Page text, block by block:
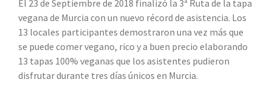
El 23 de Septiembre de 2018 finalizó la 3ª Ruta de la tapa
vegana de Murcia con un nuevo récord de asistencia. Los
13 locales participantes demostraron una vez más que
se puede comer vegano, rico y a buen precio elaborando
13 tapas 100% veganas que los asistentes pudieron
disfrutar durante tres días únicos en Murcia.